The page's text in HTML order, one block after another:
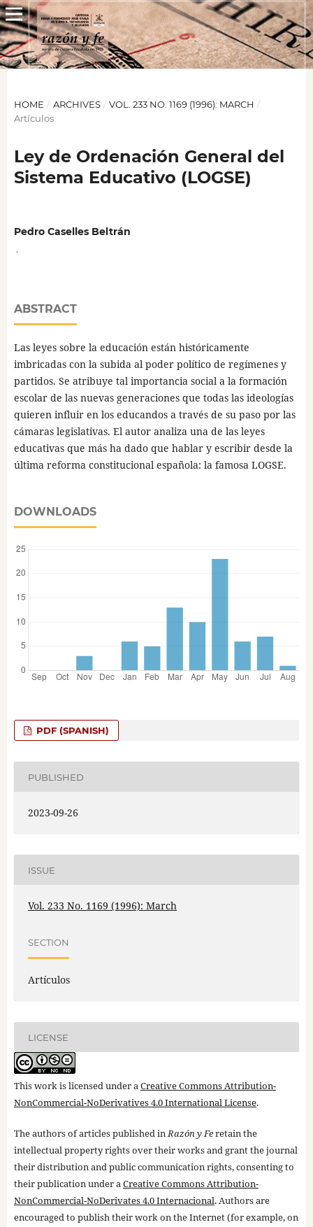
HOME / ARCHIVES / VOL. 233 NO. 1169 (1996): MARCH /
Artículos
Ley de Ordenación General del
Sistema Educativo (LOGSE)
Pedro Caselles Beltrán
ABSTRACT
Las leyes sobre la educación están históricamente
imbricadas con la subida al poder político de regímenes y
partidos. Se atribuye tal importancia social a la formación
escolar de las nuevas generaciones que todas las ideologías
quieren influir en los educandos a través de su paso por las
cámaras legislativas. El autor analiza una de las leyes
educativas que más ha dado que hablar y escribir desde la
última reforma constitucional española: la famosa LOGSE.
DOWNLOADS
PDF (SPANISH)
PUBLISHED
2023-09-26
ISSUE
Vol. 233 No. 1169 (1996): March
SECTION
Artículos
LICENSE
This work is licensed under aCreative Commons Attribution-
NonCommercial-NoDerivatives 4.0 International License.
The authors of articles published inRazón y Feretain the
intellectual property rights over their works and grant the journal
their distribution and public communication rights, consenting to
their publication under aCreative Commons Attribution-
NonCommercial-NoDerivates 4.0 Internacional. Authors are
encouraged to publish their work on the Internet (for example, on